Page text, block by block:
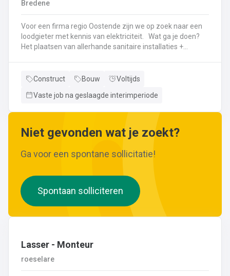
wijzigingen aan leidingen aanbrengen.Werken met
Bredene
Voor een firma regio Oostende zijn we op zoek naar een
loodgieter met kennis van elektriciteit. Wat ga je doen?
Het plaatsen van allerhande sanitaire installaties +
sanitaire toestellenBij Klanten herstellingen gaan
Neem gerust de vacature even door! Indien je nog vragen
Construct Bouw
Voltijds
Vaste job na geslaagde interimperiode
Niet gevonden wat je zoekt?
Ga voor een spontane sollicitatie!
Spontaan solliciteren
Lasser - Monteur
roeselare